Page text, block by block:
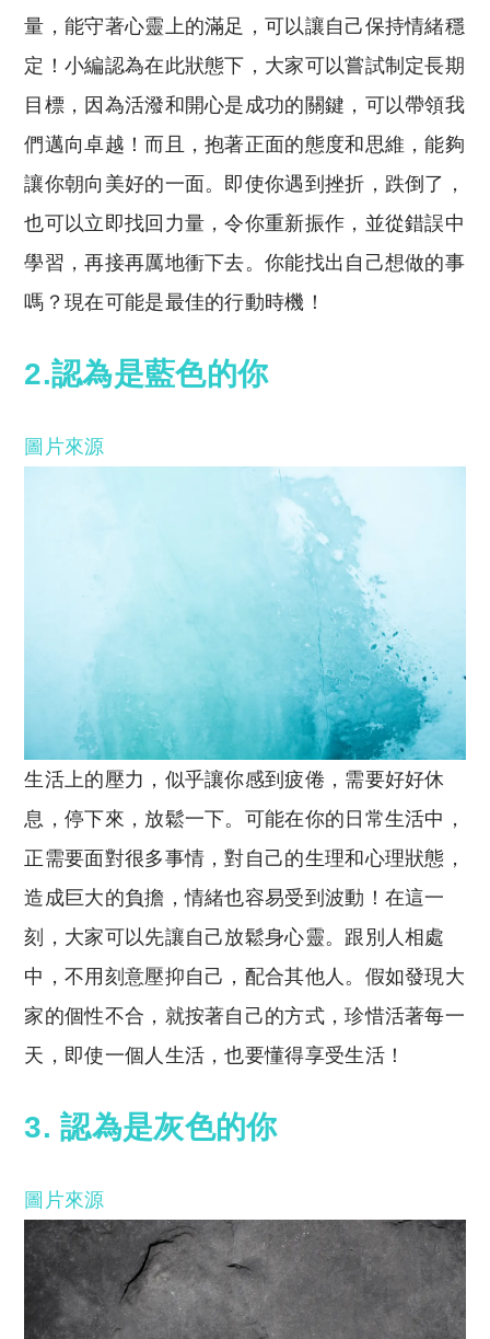
量，能守著心靈上的滿足，可以讓自己保持情緒穩
定！小編認為在此狀態下，大家可以嘗試制定長期
目標，因為活潑和開心是成功的關鍵，可以帶領我
們邁向卓越！而且，抱著正面的態度和思維，能夠
讓你朝向美好的一面。即使你遇到挫折，跌倒了，
也可以立即找回力量，令你重新振作，並從錯誤中
學習，再接再厲地衝下去。你能找出自己想做的事
嗎？現在可能是最佳的行動時機！
2.認為是藍色的你
圖片來源
生活上的壓力，似乎讓你感到疲倦，需要好好休
息，停下來，放鬆一下。可能在你的日常生活中，
正需要面對很多事情，對自己的生理和心理狀態，
造成巨大的負擔，情緒也容易受到波動！在這一
刻，大家可以先讓自己放鬆身心靈。跟別人相處
中，不用刻意壓抑自己，配合其他人。假如發現大
家的個性不合，就按著自己的方式，珍惜活著每一
天，即使一個人生活，也要懂得享受生活！
3. 認為是灰色的你
圖片來源